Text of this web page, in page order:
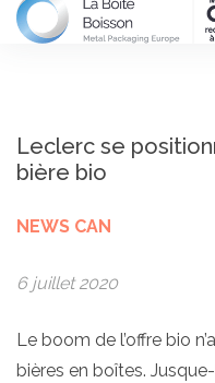
Leclerc se
bière bio
NEWS CAN
6 juillet 2020
Le boom de l’offre bio
bières en boîtes.